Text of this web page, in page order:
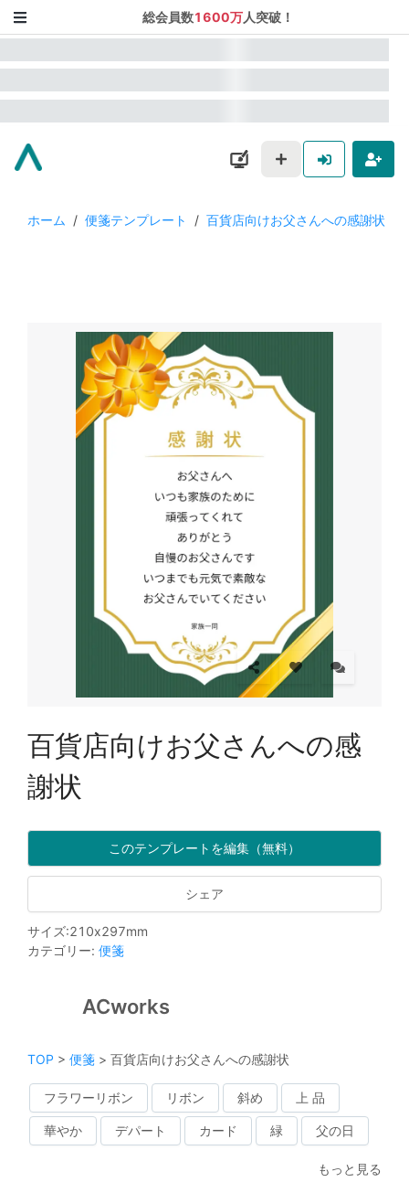
総会員数1600万人突破！
ホーム / 便箋テンプレート / 百貨店向けお父さんへの感謝状
百貨店向けお父さんへの感
謝状
このテンプレートを編集（無料）
シェア
サイズ:210x297mm
カテゴリー: 便箋
ACworks
TOP > 便箋 > 百貨店向けお父さんへの感謝状
フラワーリボン リボン 斜め 上 品
華やか デパート カード 緑 父の日
もっと見る